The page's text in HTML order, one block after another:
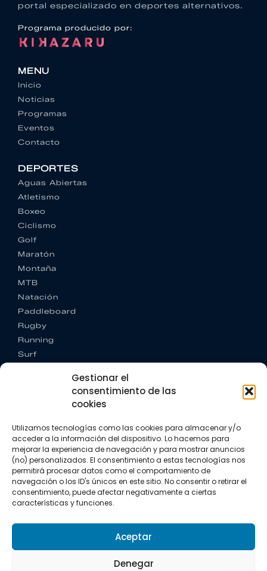
Gestionar el
consentimiento de las
cookies
Utilizamos tecnologías como las cookies para almacenar y/o
acceder a la información del dispositivo. Lo hacemos para
mejorar la experiencia de navegación y para mostrar anuncios
(no) personalizados. El consentimiento a estas tecnologías nos
permitirá procesar datos como el comportamiento de
navegación o los ID's únicos en este sitio. No consentir o retirar el
consentimiento, puede afectar negativamente a ciertas
características y funciones.
Aceptar
Denegar
portal especializado en deportes alternativos.
Programa producido por:
MENU
Inicio
Noticias
Programas
Eventos
Contacto
DEPORTES
Aguas Abiertas
Atletismo
Boxeo
Ciclismo
Golf
Maratón
Montaña
MTB
Natación
Paddleboard
Rugby
Running
Surf
CONTACTO
+34 662 342 177
info@vkssport.com
SÍGUENOS
Política de privacidad
Política de cookies